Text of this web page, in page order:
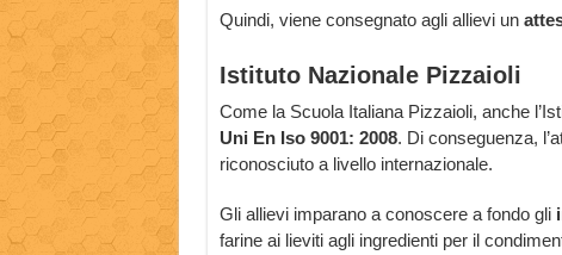
Quindi, viene consegnato agli allievi un
Istituto Nazionale Pizzaioli
Come la Scuola Italiana Pizzaioli, anche
Uni En Iso 9001: 2008. Di conseguenza,
riconosciuto a livello internazionale.
Gli allievi imparano a conoscere a fondo gli
farine ai lieviti agli ingredienti per il